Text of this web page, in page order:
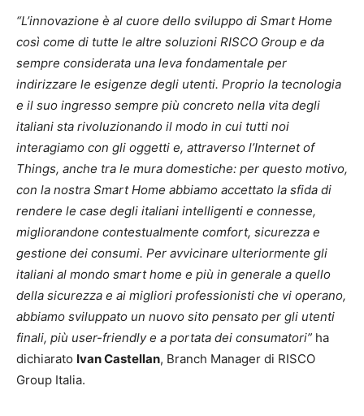
“L’innovazione è al cuore dello sviluppo di Smart Home
così come di tutte le altre soluzioni RISCO Group e da
sempre considerata una leva fondamentale per
indirizzare le esigenze degli utenti. Proprio la tecnologia
e il suo ingresso sempre più concreto nella vita degli
italiani sta rivoluzionando il modo in cui tutti noi
interagiamo con gli oggetti e, attraverso l’Internet of
Things, anche tra le mura domestiche: per questo motivo,
con la nostra Smart Home abbiamo accettato la sfida di
rendere le case degli italiani intelligenti e connesse,
migliorandone contestualmente comfort, sicurezza e
gestione dei consumi. Per avvicinare ulteriormente gli
italiani al mondo smart home e più in generale a quello
della sicurezza e ai migliori professionisti che vi operano,
abbiamo sviluppato un nuovo sito pensato per gli utenti
finali, più user-friendly e a portata dei consumatori” ha
dichiarato Ivan Castellan, Branch Manager di RISCO
Group Italia.